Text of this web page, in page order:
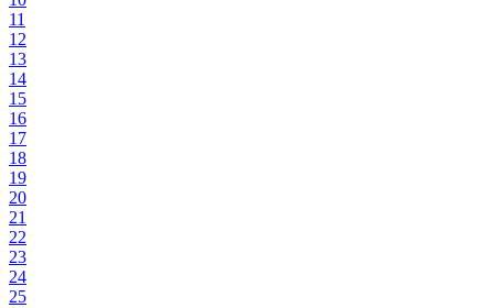
11
12
13
14
15
16
17
18
19
20
21
22
23
24
25